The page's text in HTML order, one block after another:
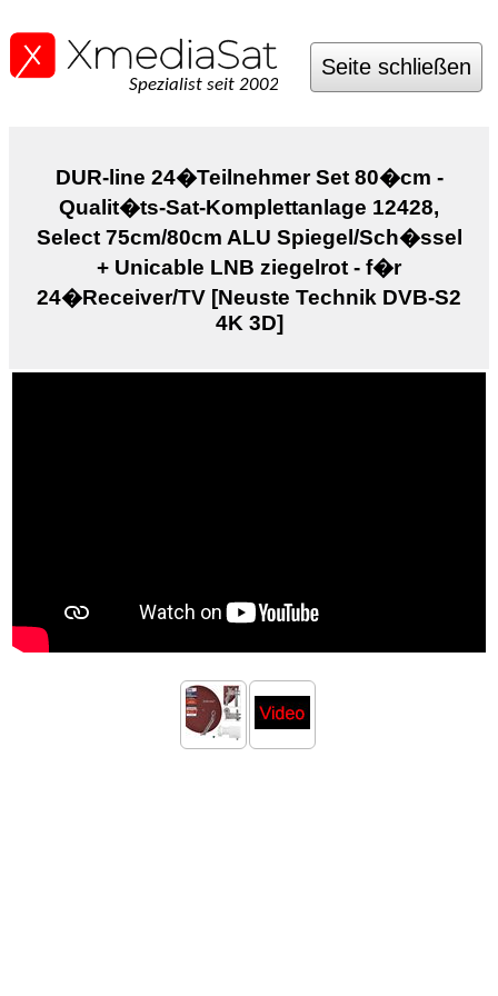
Spezialist seit 2002
Seite schließen
DUR-line 24�Teilnehmer Set 80�cm -
Qualit�ts-Sat-Komplettanlage 12428,
Select 75cm/80cm ALU Spiegel/Sch�ssel
+ Unicable LNB ziegelrot - f�r
24�Receiver/TV [Neuste Technik DVB-S2
4K 3D]